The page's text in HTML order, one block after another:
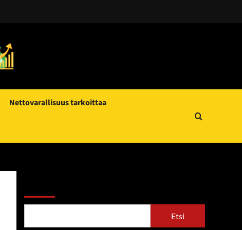
Nettovarallisuus tarkoittaa
Etsi